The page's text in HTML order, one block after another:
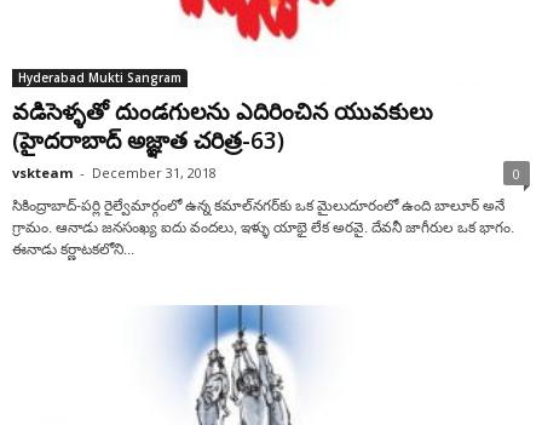
Hyderabad Mukti Sangram
వడిసెళ్ళతో దుండగులను ఎదిరించిన యువకులు
(హైదరాబాద్ అజ్ఞాత చరిత్ర-63)
vskteam - December 31, 2018 0
సికింద్రాబాద్-పర్లి రైల్వేమార్గంలో ఉన్న కమాల్‌నగర్‌కు ఒక మైలుదూరంలో ఉంది బాలూర్ అనే
గ్రామం. ఆనాడు జనసంఖ్య ఐదు వందలు, ఇళ్ళు యాభై లేక అరవై. దేవనీ జాగీరుల ఒక భాగం.
ఈనాడు కర్ణాటకలోని...